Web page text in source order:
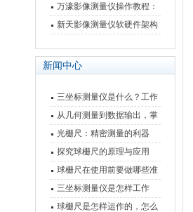
仪技术规格与应用解析
万濠影像测量仪操作教程：
从开机到出报告，新手也能
新天影像测量仪软硬件架构
新闻中心
三坐标测量仪是什么？工作
原理、分类与核心功能一次
讲清
从几何测量到数据输出，掌
握万濠影像测量仪的六大核
心能力
光栅尺：精密测量的利器
探究球栅尺的原理与应用
球栅尺在使用前要做哪些准
备工作？
三坐标测量仪是怎样工作
的，功能有什么优势？
球栅尺是怎样运作的，怎么